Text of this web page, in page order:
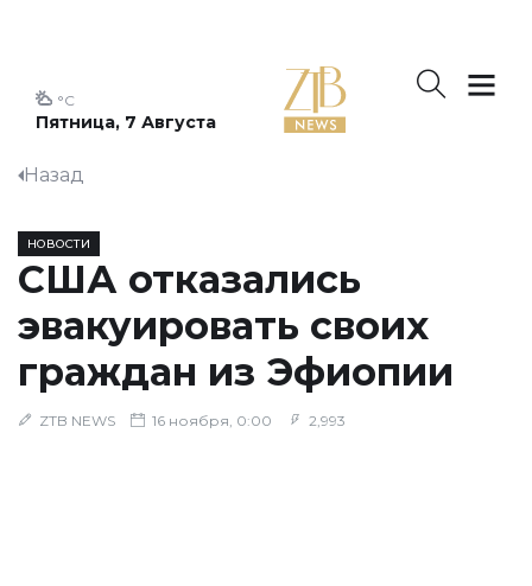
Пятница, 7 Августа
°C
Назад
НОВОСТИ
США отказались
эвакуировать своих
граждан из Эфиопии
ZTB NEWS 16 ноября, 0:00 2,993